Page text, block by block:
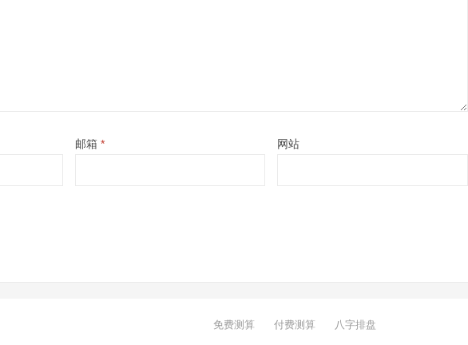
邮箱 * 网站
免费测算 付费测算 八字排盘